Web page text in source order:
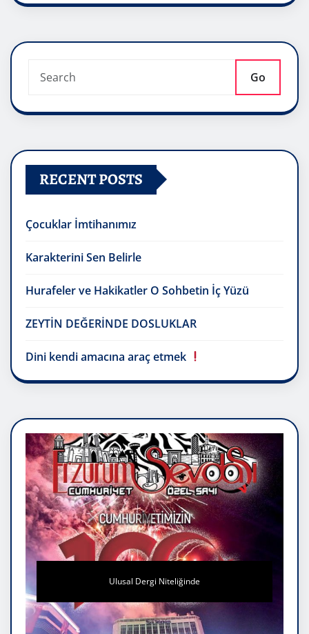
Go
RECENT POSTS
Çocuklar İmtihanımız
Karakterini Sen Belirle
Hurafeler ve Hakikatler O Sohbetin İç Yüzü
ZEYTİN DEĞERİNDE DOSLUKLAR
Dini kendi amacına araç etmek
Ulusal Dergi Niteliğinde